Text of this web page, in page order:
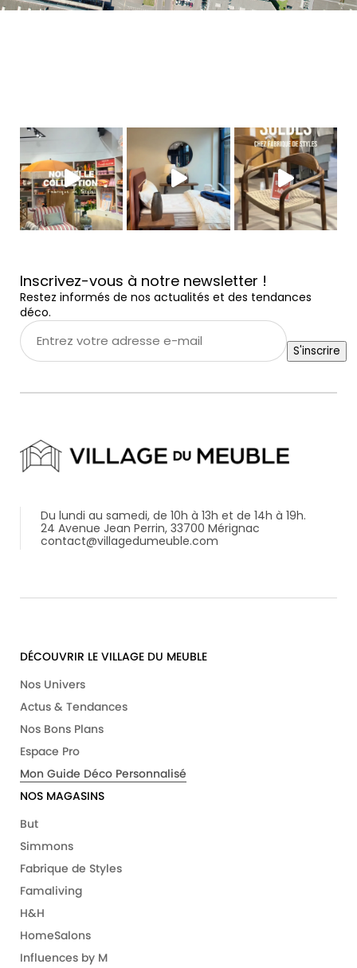
Inscrivez-vous à notre newsletter !
Restez informés de nos actualités et des tendances
déco.
Entrez
votre
e-
S'inscrire
Du lundi au samedi, de 10h à 13h et de 14h à 19h.
24 Avenue Jean Perrin, 33700 Mérignac
contact@villagedumeuble.com
DÉCOUVRIR LE VILLAGE DU MEUBLE
Nos Univers
Actus & Tendances
Nos Bons Plans
Espace Pro
Mon Guide Déco Personnalisé
NOS MAGASINS
But
Simmons
Fabrique de Styles
Famaliving
H&H
HomeSalons
Influences by M